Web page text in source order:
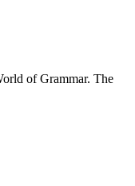
of Grammar. The